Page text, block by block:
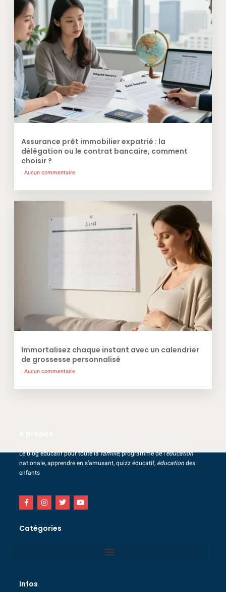
Assurance prêt immobilier expatrié : la
délégation ou le contrat bancaire, comment
choisir ?
Aucun commentaire
Immortalisez chaque instant avec un calendrier
de grossesse personnalisé
Aucun commentaire
Le blog éducatif pour toute lafamille, programme de l’éducation
nationale, apprendre en s’amusant, quizz éducatif, éducationdes
enfants
Catégories
Infos